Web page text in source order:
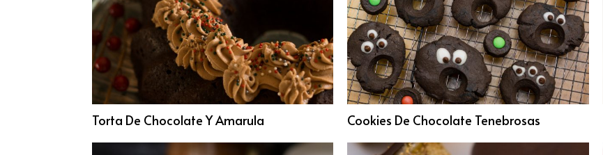
Torta De Chocolate Y Amarula Cookies De Chocolate Tenebrosas